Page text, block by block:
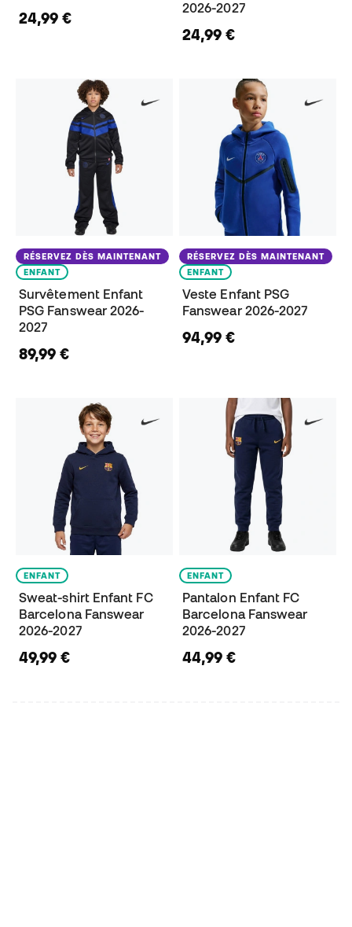
24,99 €
2026-2027
24,99 €
RÉSERVEZ DÈS MAINTENANT
ENFANT
Survêtement Enfant
PSG Fanswear 2026-
2027
89,99 €
RÉSERVEZ DÈS MAINTENANT
ENFANT
Veste Enfant PSG
Fanswear 2026-2027
94,99 €
ENFANT
Sweat-shirt Enfant FC
Barcelona Fanswear
2026-2027
49,99 €
ENFANT
Pantalon Enfant FC
Barcelona Fanswear
2026-2027
44,99 €